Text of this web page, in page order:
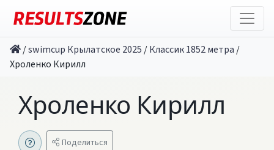
/swimcup Крылатское 2025 /Классик 1852 метра /
Хроленко Кирилл
Хроленко Кирилл
Поделиться